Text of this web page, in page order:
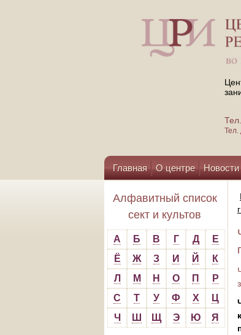
Тел.
Главная О центре Новости
Помощь центру
Алфавитный список
сект и культов
А Б В Г Д
Е
Ё
Ж З И Й
К
Л
М Н О П
Р
С
Т У Ф Х
Ц
Ч
Ш Щ Э Ю Я